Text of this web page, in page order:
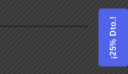
¡25% Dto.!